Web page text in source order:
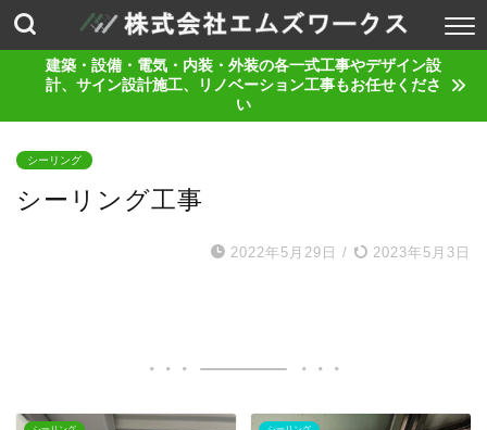
建築・設備・電気・内装・外装の各一式工事やデザイン設
計、サイン設計施工、リノベーション工事もお任せくださ
い
シーリング
シーリング工事
2022年5月29日 / 2023年5月3日